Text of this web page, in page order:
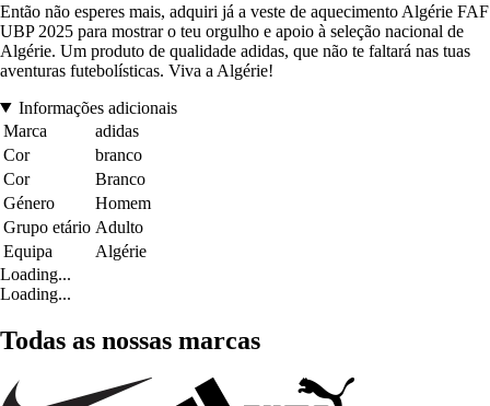
Então não esperes mais, adquiri já a veste de aquecimento Algérie FAF
UBP 2025 para mostrar o teu orgulho e apoio à seleção nacional de
Algérie. Um produto de qualidade adidas, que não te faltará nas tuas
aventuras futebolísticas. Viva a Algérie!
Informações adicionais
Marca
adidas
Cor
branco
Cor
Branco
Género
Homem
Grupo etário Adulto
Equipa
Algérie
Loading...
Loading...
Todas as nossas marcas